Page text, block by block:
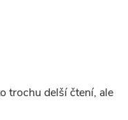
trochu delší čtení, ale